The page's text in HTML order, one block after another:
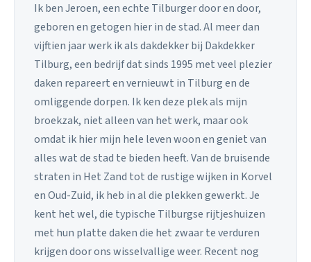
Ik ben Jeroen, een echte Tilburger door en door,
geboren en getogen hier in de stad. Al meer dan
vijftien jaar werk ik als dakdekker bij Dakdekker
Tilburg, een bedrijf dat sinds 1995 met veel plezier
daken repareert en vernieuwt in Tilburg en de
omliggende dorpen. Ik ken deze plek als mijn
broekzak, niet alleen van het werk, maar ook
omdat ik hier mijn hele leven woon en geniet van
alles wat de stad te bieden heeft. Van de bruisende
straten in Het Zand tot de rustige wijken in Korvel
en Oud-Zuid, ik heb in al die plekken gewerkt. Je
kent het wel, die typische Tilburgse rijtjeshuizen
met hun platte daken die het zwaar te verduren
krijgen door ons wisselvallige weer. Recent nog